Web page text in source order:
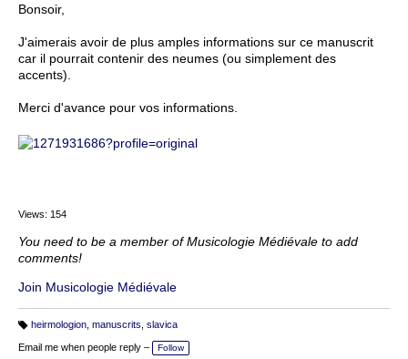
Bonsoir,
J'aimerais avoir de plus amples informations sur ce manuscrit
car il pourrait contenir des neumes (ou simplement des
accents).
Merci d'avance pour vos informations.
Views: 154
You need to be a member of Musicologie Médiévale to add
comments!
Join Musicologie Médiévale
a
g
heirmologion, manuscrits slavica
Email me when people reply – Follow